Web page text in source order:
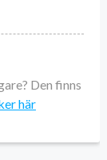
Den finns
här